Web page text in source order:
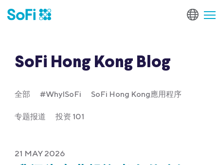
SoFi Hong Kong Blog
全部 #WhyISoFi SoFi Hong Kong應用程序
专题报道 投资 101
21 MAY 2026